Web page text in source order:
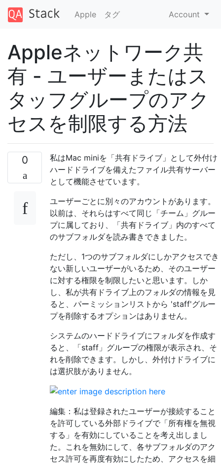
Apple タグ Account
Appleネットワーク共
有 - ユーザーまたはス
タッフグループのアク
セスを制限する方法
0
私はMac miniを「共有ドライブ」として外付け
ハードドライブを備えたファイル共有サーバー
として機能させています。
ユーザーごとに別々のアカウントがあります。
以前は、それらはすべて同じ「チーム」グルー
プに属しており、「共有ドライブ」内のすべて
のサブフォルダを読み書きできました。
ただし、1つのサブフォルダにしかアクセスでき
ない新しいユーザーがいるため、そのユーザー
に対する権限を制限したいと思います。しか
し、私が共有ドライブ上のフォルダの情報を見
ると、パーミッションリストから 'staff'グルー
プを削除するオプションはありません。
システムのハードドライブにフォルダを作成す
ると、「staff」グループの権限が表示され、そ
れを削除できます。しかし、外付けドライブに
は選択肢がありません。
編集：私は登録されたユーザーが接続すること
を許可している外部ドライブで「所有権を無視
する」を有効にしていることを考え出しまし
た。これを無効にして、各サブフォルダのアク
セス許可を再度有効にしたため、アクセスを細